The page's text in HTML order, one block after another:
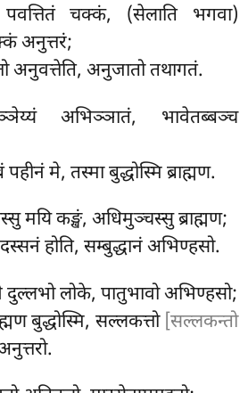
पवत्तितं चक्कं, (सेलाति भगवा)
अनुत्तरं;
अनुवत्तेति, अनुजातो तथागतं.
अभिञ्ञातं, भावेतब्बञ्च
पहीनं मे, तस्मा बुद्धोस्मि ब्राह्मण.
मयि कङ्खं, अधिमुञ्चस्सु ब्राह्मण;
होति, सम्बुद्धानं अभिण्हसो.
दुल्लभो लोके, पातुभावो अभिण्हसो;
बुद्धोस्मि, सल्लकत्तो [सल्लकन्तो